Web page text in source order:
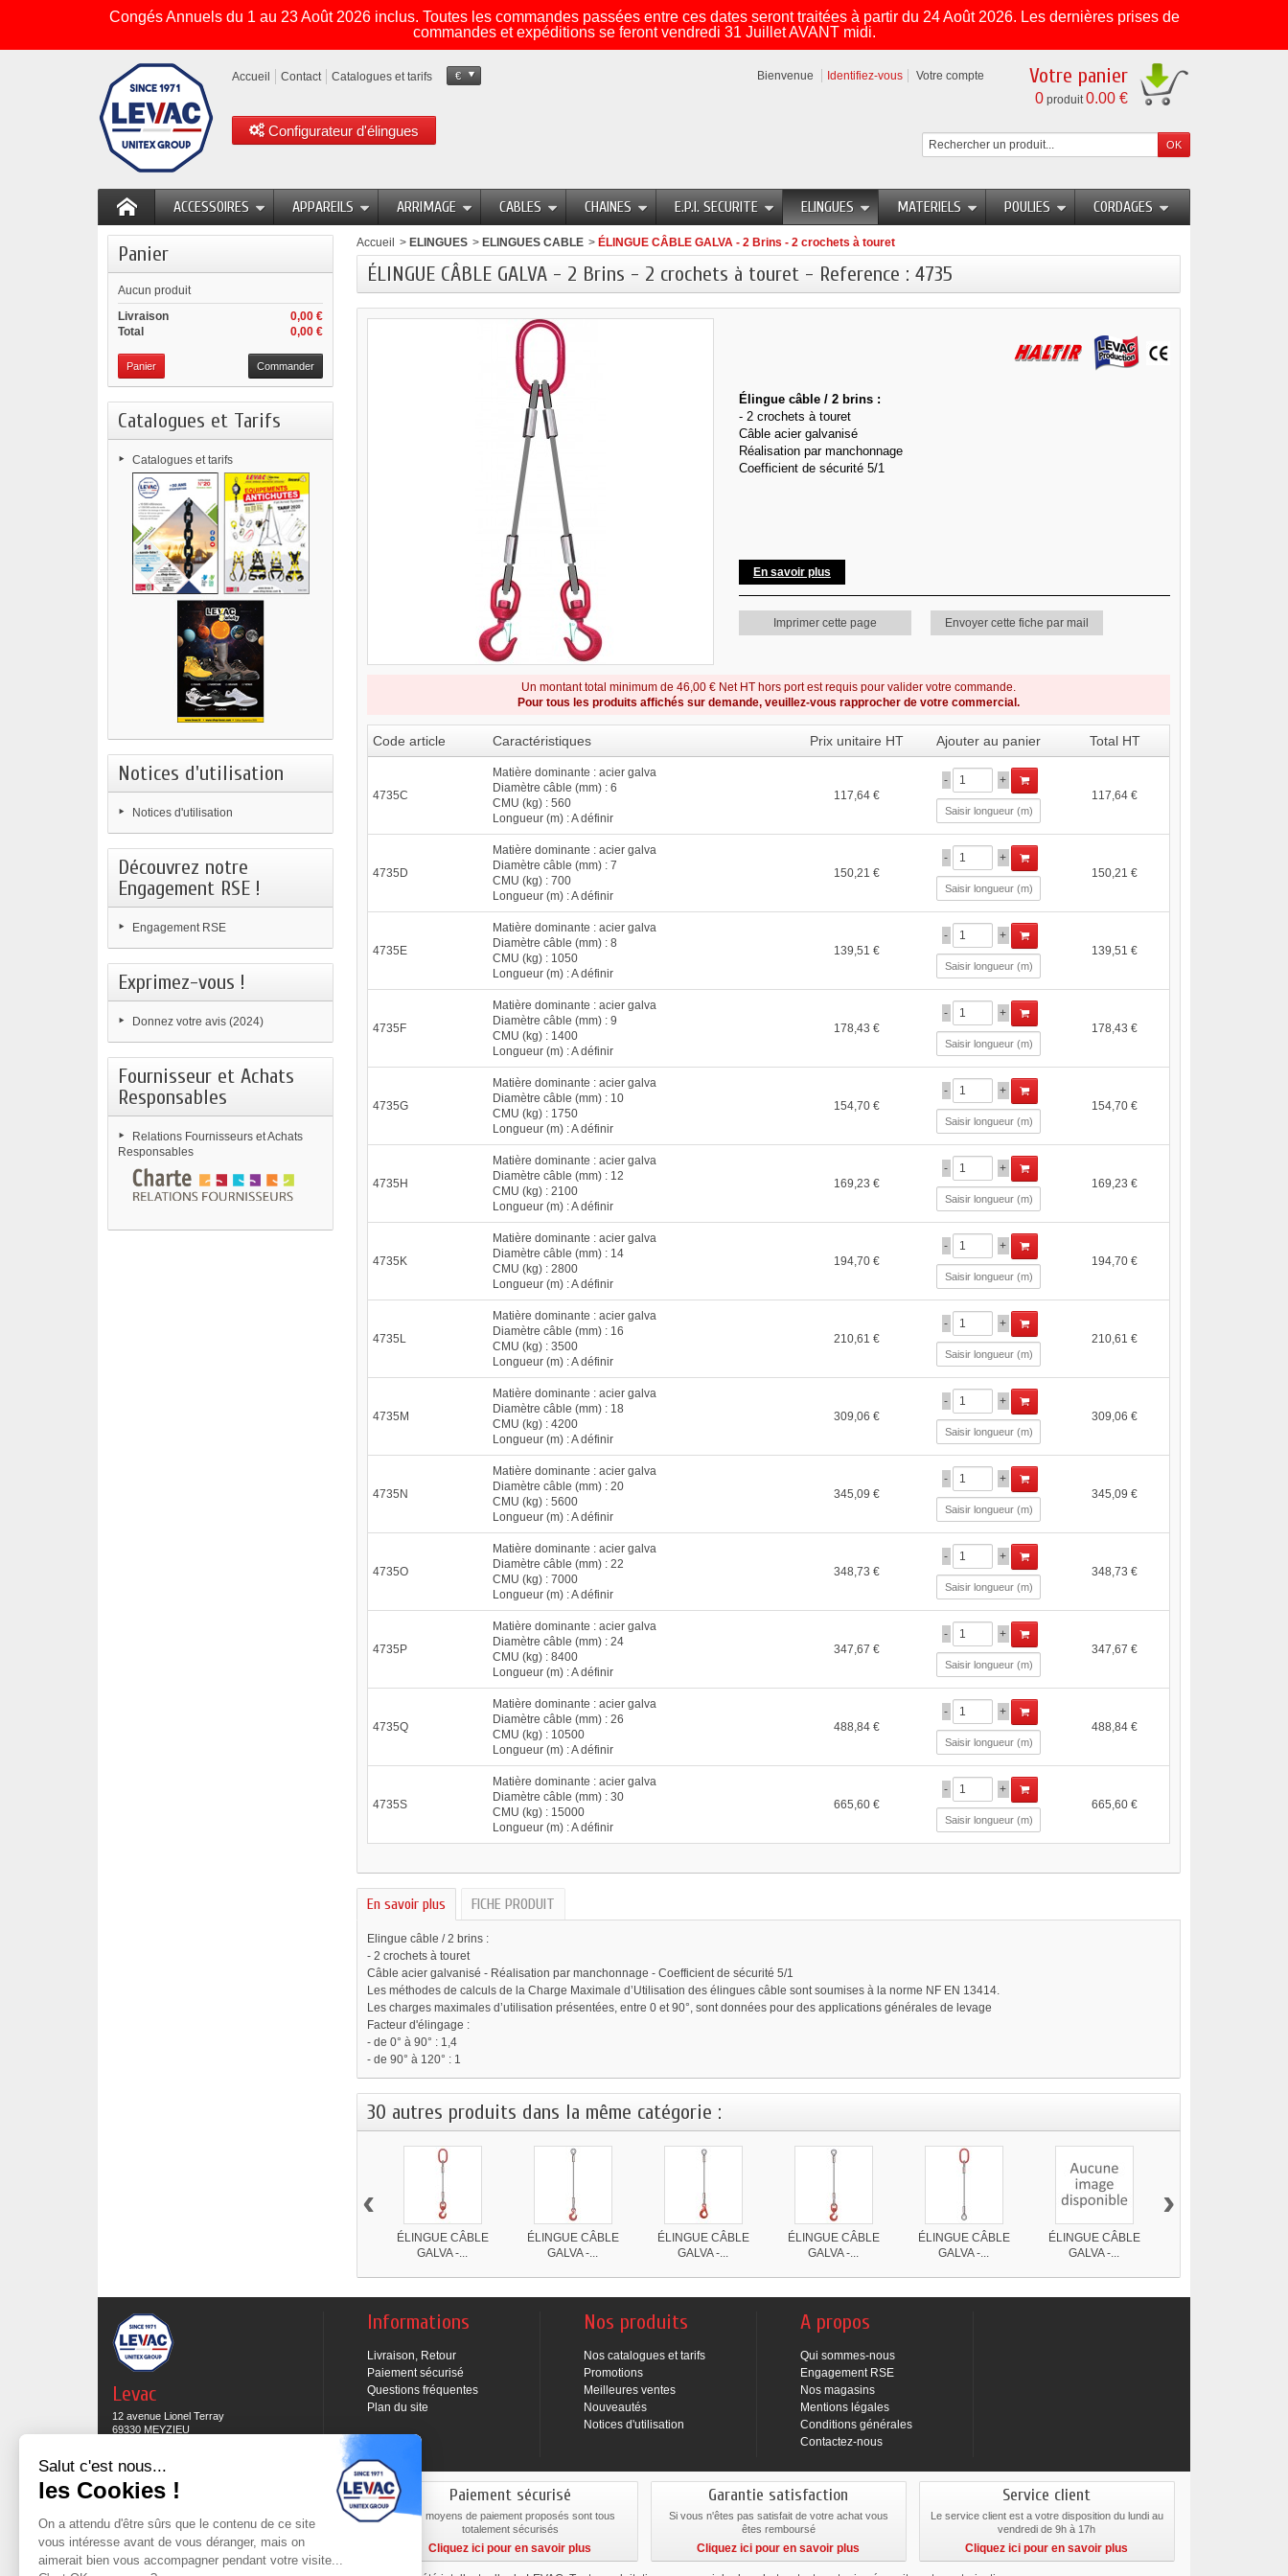
Congés Annuels du 1 au 23 Août 2026 inclus. Toutes les commandes passées entre ces dates seront traitées à partir du 24 Août 2026. Les dernières prises de
commandes et expéditions se feront vendredi 31 Juillet AVANT midi.
Accueil Contact Catalogues et tarifs
Configurateur d'élingues
€ Bienvenue Identifiez-vous Votre compte Votre panier
0 produit0.00 €
ACCESSOIRES APPAREILS ARRIMAGE CABLES CHAINES E.P.I. SECURITE ELINGUES MATERIELS POULIES CORDAGES
Panier
Aucun produit
0,00 €
Livraison
0,00 €
Total
Panier Commander
Catalogues et Tarifs
Catalogues et tarifs
Notices d'utilisation
Notices d'utilisation
Découvrez notre
Engagement RSE !
Engagement RSE
Exprimez-vous !
Donnez votre avis (2024)
Fournisseur et Achats
Responsables
Relations Fournisseurs et Achats
Responsables
Accueil > ELINGUES > ELINGUES CABLE > ÉLINGUE CÂBLE GALVA - 2 Brins - 2 crochets à touret
ÉLINGUE CÂBLE GALVA - 2 Brins - 2 crochets à touret - Reference : 4735
Élingue câble / 2 brins :
- 2 crochets à touret
Câble acier galvanisé
Réalisation par manchonnage
Coefficient de sécurité 5/1
En savoir plus
Imprimer cette page Envoyer cette fiche par mail
Un montant total minimum de 46,00 € Net HT hors port est requis pour valider votre commande.
Pour tous les produits affichés sur demande, veuillez-vous rapprocher de votre commercial.
Code article Caractéristiques Prix unitaire HT Ajouter au panier Total HT
4735C
Matière dominante : acier galva
Diamètre câble (mm) : 6
CMU (kg) : 560
Longueur (m) : A définir
117,64 €
-
+
117,64 €
4735D
Matière dominante : acier galva
Diamètre câble (mm) : 7
CMU (kg) : 700
Longueur (m) : A définir
150,21 €
-
+
150,21 €
4735E
Matière dominante : acier galva
Diamètre câble (mm) : 8
CMU (kg) : 1050
Longueur (m) : A définir
139,51 €
-
+
139,51 €
4735F
Matière dominante : acier galva
Diamètre câble (mm) : 9
CMU (kg) : 1400
Longueur (m) : A définir
178,43 €
-
+
178,43 €
4735G
Matière dominante : acier galva
Diamètre câble (mm) : 10
CMU (kg) : 1750
Longueur (m) : A définir
154,70 €
-
+
154,70 €
4735H
Matière dominante : acier galva
Diamètre câble (mm) : 12
CMU (kg) : 2100
Longueur (m) : A définir
169,23 €
-
+
169,23 €
4735K
Matière dominante : acier galva
Diamètre câble (mm) : 14
CMU (kg) : 2800
Longueur (m) : A définir
194,70 €
-
+
194,70 €
4735L
Matière dominante : acier galva
Diamètre câble (mm) : 16
CMU (kg) : 3500
Longueur (m) : A définir
210,61 €
-
+
210,61 €
4735M
Matière dominante : acier galva
Diamètre câble (mm) : 18
CMU (kg) : 4200
Longueur (m) : A définir
309,06 €
-
+
309,06 €
4735N
Matière dominante : acier galva
Diamètre câble (mm) : 20
CMU (kg) : 5600
Longueur (m) : A définir
345,09 €
-
+
345,09 €
4735O
Matière dominante : acier galva
Diamètre câble (mm) : 22
CMU (kg) : 7000
Longueur (m) : A définir
348,73 €
-
+
348,73 €
4735P
Matière dominante : acier galva
Diamètre câble (mm) : 24
CMU (kg) : 8400
Longueur (m) : A définir
347,67 €
-
+
347,67 €
4735Q
Matière dominante : acier galva
Diamètre câble (mm) : 26
CMU (kg) : 10500
Longueur (m) : A définir
488,84 €
-
+
488,84 €
4735S
Matière dominante : acier galva
Diamètre câble (mm) : 30
CMU (kg) : 15000
Longueur (m) : A définir
665,60 €
-
+
665,60 €
En savoir plus FICHE PRODUIT
Elingue câble / 2 brins :
- 2 crochets à touret
Câble acier galvanisé - Réalisation par manchonnage - Coefficient de sécurité 5/1
Les méthodes de calculs de la Charge Maximale d’Utilisation des élingues câble sont soumises à la norme NF EN 13414.
Les charges maximales d’utilisation présentées, entre 0 et 90°, sont données pour des applications générales de levage
Facteur d'élingage :
- de 0° à 90° : 1,4
- de 90° à 120° : 1
30 autres produits dans la même catégorie :
ÉLINGUE CÂBLE
GALVA -...
ÉLINGUE CÂBLE
GALVA -...
ÉLINGUE CÂBLE
GALVA -...
ÉLINGUE CÂBLE
GALVA -...
ÉLINGUE CÂBLE
GALVA -...
ÉLINGUE CÂBLE
GALVA -...
‹ ›
Levac
12 avenue Lionel Terray
69330 MEYZIEU
Informations
Livraison, Retour
Paiement sécurisé
Questions fréquentes
Plan du site
Nos produits
Nos catalogues et tarifs
Promotions
Meilleures ventes
Nouveautés
Notices d'utilisation
A propos
Qui sommes-nous
Engagement RSE
Nos magasins
Mentions légales
Conditions générales
Contactez-nous
Expédition sous 48H
Commande preparée et mise en expédition sous
48h sous réserve des produits en stock.
Cliquez ici pour en savoir plus
Paiement sécurisé
Les moyens de paiement proposés sont tous
totalement sécurisés
Cliquez ici pour en savoir plus
Garantie satisfaction
Si vous n'êtes pas satisfait de votre achat vous
êtes remboursé
Cliquez ici pour en savoir plus
Service client
Le service client est a votre disposition du lundi au
vendredi de 9h à 17h
Cliquez ici pour en savoir plus
Salut c'est nous...
les Cookies !
On a attendu d'être sûrs que le contenu de ce site
vous intéresse avant de vous déranger, mais on
aimerait bien vous accompagner pendant votre visite...